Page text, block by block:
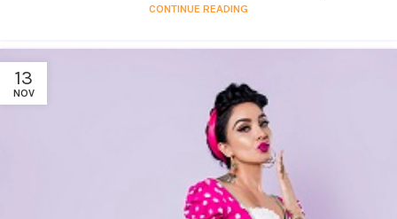
CONTINUE READING
13
NOV